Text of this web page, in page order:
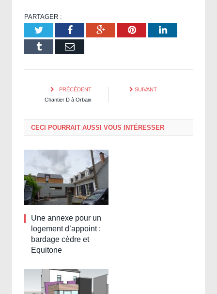
PARTAGER :
TwitterFacebookGoogle+PinterestLinkedIn
Tumblr Email
PRÉCÉDENT
Chantier D à Orbaix
SUIVANT
CECI POURRAIT AUSSI VOUS INTÉRESSER
Une annexe pour un
logement d’appoint :
bardage cèdre et
Equitone